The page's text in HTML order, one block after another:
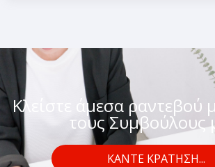
Κλείστε άμεσα ραντεβού
τους Συμβούλους
ΚΑΝΤΕ ΚΡΑΤΗΣΗ...